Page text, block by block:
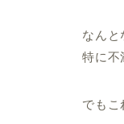
なんと
特に不
でもこ